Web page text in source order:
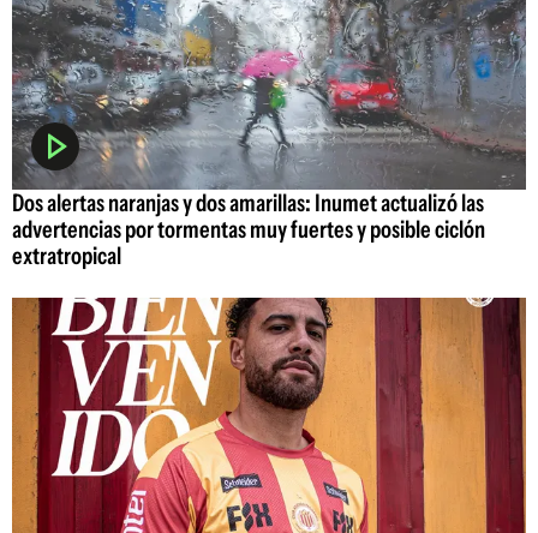
Dos alertas naranjas y dos amarillas: Inumet actualizó las
advertencias por tormentas muy fuertes y posible ciclón
extratropical